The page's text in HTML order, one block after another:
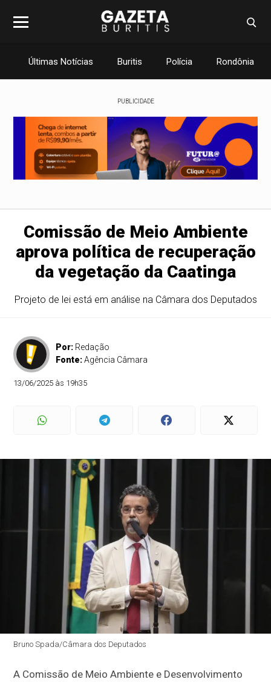
Últimas Notícias Buritis Polícia Rondônia
PUBLICIDADE
Comissão de Meio Ambiente
aprova política de recuperação
da vegetação da Caatinga
Projeto de lei está em análise na Câmara dos Deputados
Por: Redação
Fonte:Agência Câmara
13/06/2025 às 19h35
Bruno Spada/Câmara dos Deputados
A Comissão de Meio Ambiente e Desenvolvimento